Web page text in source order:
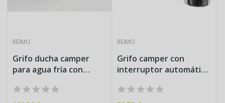
REIMO
Grifo ducha camper
para agua fría con
REIMO
Grifo camper con
interruptor automático